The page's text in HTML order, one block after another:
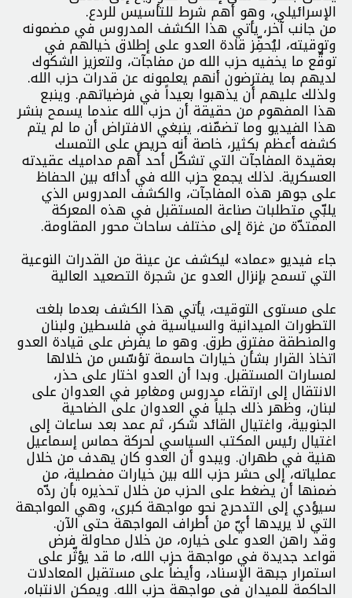
الإسرائيلي، وهو أهم شرط للتأسيس للردع.
من جانب آخر، يأتي هذا الكشف المدروس في مضمونه
وتوقيته، ليُحفِّز قادة العدو على إطلاق خيالهم في
توقّع ما يخفيه حزب الله من مفاجآت، ولتعزيز الشكوك
لديهم بما يفترضون أنهم يعلمونه عن قدرات حزب الله.
ولذلك عليهم أن يذهبوا بعيداً في فرضياتهم. وينبع
هذا المفهوم من حقيقة أن حزب الله عندما يسمح بنشر
هذا الفيديو وما تضمّنه، ينبغي الافتراض أن ما لم يتم
كشفه أعظم بكثير، خاصة أنه حريص على التمسك
بعقيدة المفاجآت التي تشكّل أحد أهم مداميك عقيدته
العسكرية. لذلك يجمع حزب الله في أدائه بين الحفاظ
على جوهر هذه المفاجآت، والكشف المدروس الذي
يلبّي متطلبات صناعة المستقبل في هذه المعركة
الممتدّة من غزة إلى مختلف ساحات محور المقاومة.
جاء فيديو «عماد» ليكشف عن عينة من القدرات النوعية
التي تسمح بإنزال العدو عن شجرة التصعيد العالية
على مستوى التوقيت، يأتي هذا الكشف بعدما بلغت
التطورات الميدانية والسياسية في فلسطين ولبنان
والمنطقة مفترق طرق. وهو ما يفرض على قيادة العدو
اتخاذ القرار بشأن خيارات حاسمة تؤسّس من خلالها
لمسارات المستقبل. وبدا أن العدو اختار على حذر،
الانتقال إلى ارتقاء مدروس ومغامِر في العدوان على
لبنان، وظهر ذلك جلياً في العدوان على الضاحية
الجنوبية، واغتيال القائد شكر، ثم عمد بعد ساعات إلى
اغتيال رئيس المكتب السياسي لحركة حماس إسماعيل
هنية في طهران. ويبدو أن العدو كان يهدف من خلال
عملياته، إلى حشر حزب الله بين خيارات مفصلية، من
ضمنها أن يضغط على الحزب من خلال تحذيره بأن ردّه
سيؤدي إلى التدحرج نحو مواجهة كبرى، وهي المواجهة
التي لا يريدها أيّ من أطراف المواجهة حتى الآن.
وقد راهن العدو على خياره، من خلال محاولة فرض
قواعد جديدة في مواجهة حزب الله، ما قد يؤثّر على
استمرار جبهة الإسناد، وأيضاً على مستقبل المعادلات
الحاكمة للميدان في مواجهة حزب الله. ويمكن الانتباه،